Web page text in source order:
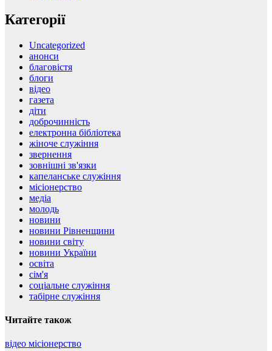
Категорії
Uncategorized
анонси
благовістя
блоги
відео
газета
діти
доброчинність
електронна бібліотека
жіноче служіння
звернення
зовнішні зв'язки
капеланське служіння
місіонерство
медіа
молодь
новини
новини Рівненщини
новини світу
новини України
освіта
сім'я
соціальне служіння
табірне служіння
Читайте також
відео місіонерство